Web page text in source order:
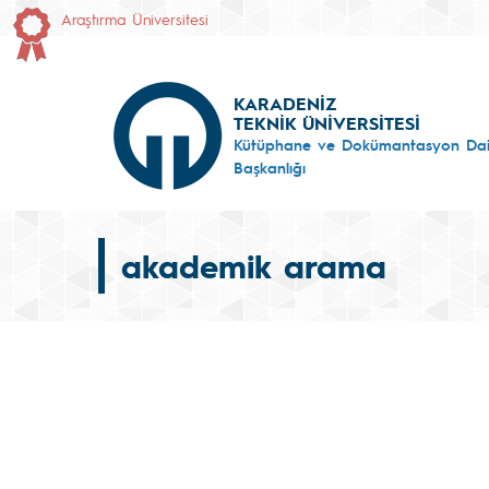
Araştırma Üniversitesi
KARADENİZ
TEKNİK ÜNİVERSİTESİ
Kütüphane ve Dokümantasyon
Başkanlığı
akademik arama